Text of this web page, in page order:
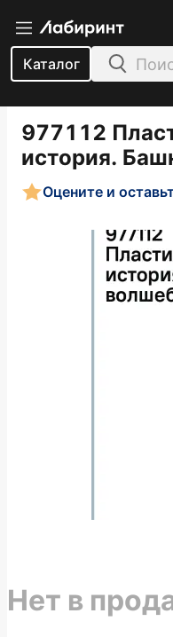
Каталог
977112
история.
Оцените и
Нет в